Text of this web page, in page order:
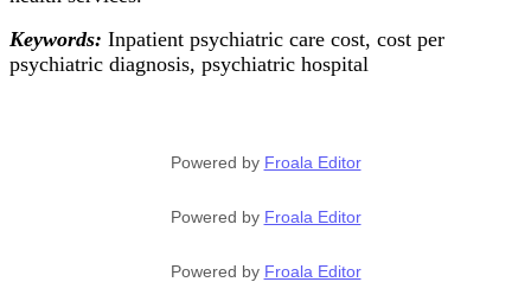
Keywords: Inpatient psychiatric care cost, cost per
psychiatric diagnosis, psychiatric hospital
Powered by Froala Editor
Powered by Froala Editor
Powered by Froala Editor